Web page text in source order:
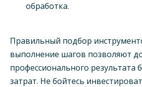
обработка.
Правильный подбор
выполнение шагов позволяют
профессионального результата
затрат. Не бойтесь